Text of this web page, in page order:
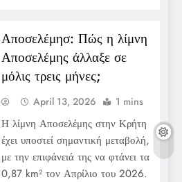
Αποσελέμησ: Πώς η λίμνη
Αποσελέμης άλλαξε σε
μόλις τρεις μήνες;
April 13, 2026 1 mins
Η λίμνη Αποσελέμης στην Κρήτη
έχει υποστεί σημαντική μεταβολή,
με την επιφάνειά της να φτάνει τα
0,87 km² τον Απρίλιο του 2026.